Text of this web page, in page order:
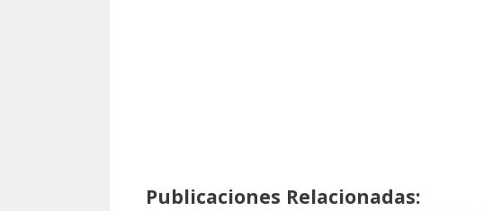
Publicaciones Relacionadas: